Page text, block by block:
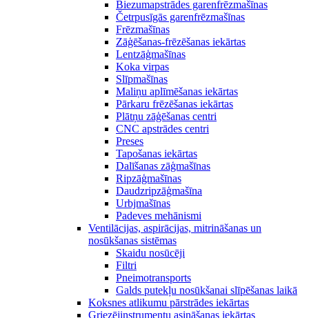
Biezumapstrādes garenfrēzmašīnas
Četrpusīgās garenfrēzmašīnas
Frēzmašīnas
Zāģēšanas-frēzēšanas iekārtas
Lentzāģmašīnas
Koka virpas
Slīpmašīnas
Maliņu aplīmēšanas iekārtas
Pārkaru frēzēšanas iekārtas
Plātņu zāģēšanas centri
CNC apstrādes centri
Preses
Tapošanas iekārtas
Dalīšanas zāģmašīnas
Ripzāģmašīnas
Daudzripzāģmašīna
Urbjmašīnas
Padeves mehānismi
Ventilācijas, aspirācijas, mitrināšanas un
nosūkšanas sistēmas
Skaidu nosūcēji
Filtri
Pneimotransports
Galds putekļu nosūkšanai slīpēšanas laikā
Koksnes atlikumu pārstrādes iekārtas
Griezējinstrumentu asināšanas iekārtas